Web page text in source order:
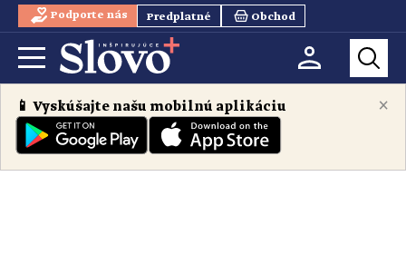
Podporte nás Predplatné Obchod
×
📱 Vyskúšajte našu mobilnú aplikáciu